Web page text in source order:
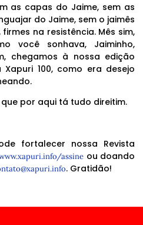
as capas do Jaime, sem as
do Jaime, sem o jaimês
na resistência. Mês sim,
você sonhava, Jaiminho,
chegamos à nossa edição
Xapuri 100, como era desejo
por aqui tá tudo direitim.
fortalecer nossa Revista
assine ou doando
. Gratidão!